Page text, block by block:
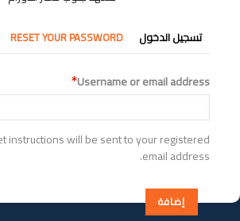
التبويبات
الأساسية
تسجيل الدخول RESET YOUR PASSWORD
Username or email address
instructions will be sent to your registered
email address.